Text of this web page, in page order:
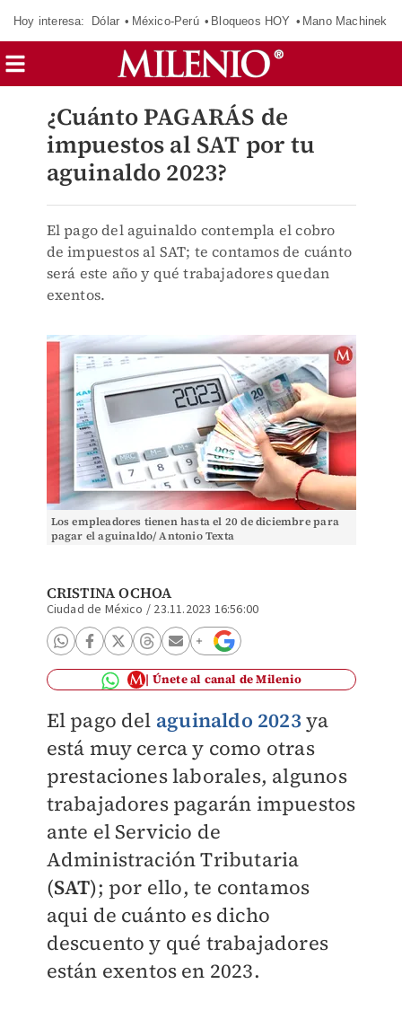
Hoy interesa: Dólar México-Perú Bloqueos HOY Mano Machinek
¿Cuánto PAGARÁS de
impuestos al SAT por tu
aguinaldo 2023?
El pago del aguinaldo contempla el cobro
de impuestos al SAT; te contamos de cuánto
será este año y qué trabajadores quedan
exentos.
Los empleadores tienen hasta el 20 de diciembre para
pagar el aguinaldo/ Antonio Texta
CRISTINA OCHOA
Ciudad de México / 23.11.2023 16:56:00
Únete al canal de Milenio
El pago del aguinaldo 2023 ya
está muy cerca y como otras
prestaciones laborales, algunos
trabajadores pagarán impuestos
ante el Servicio de
Administración Tributaria
(SAT); por ello, te contamos
aqui de cuánto es dicho
descuento y qué trabajadores
están exentos en 2023.